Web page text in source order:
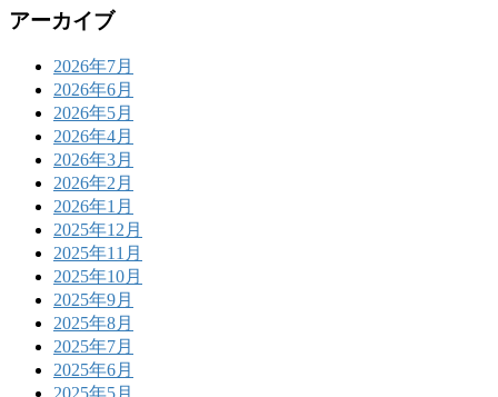
アーカイブ
2026年7月
2026年6月
2026年5月
2026年4月
2026年3月
2026年2月
2026年1月
2025年12月
2025年11月
2025年10月
2025年9月
2025年8月
2025年7月
2025年6月